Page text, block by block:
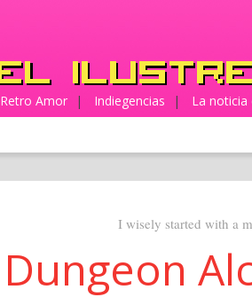
Retro Amor | Indiegencias | La noticia
I wisely started with a
Dungeon